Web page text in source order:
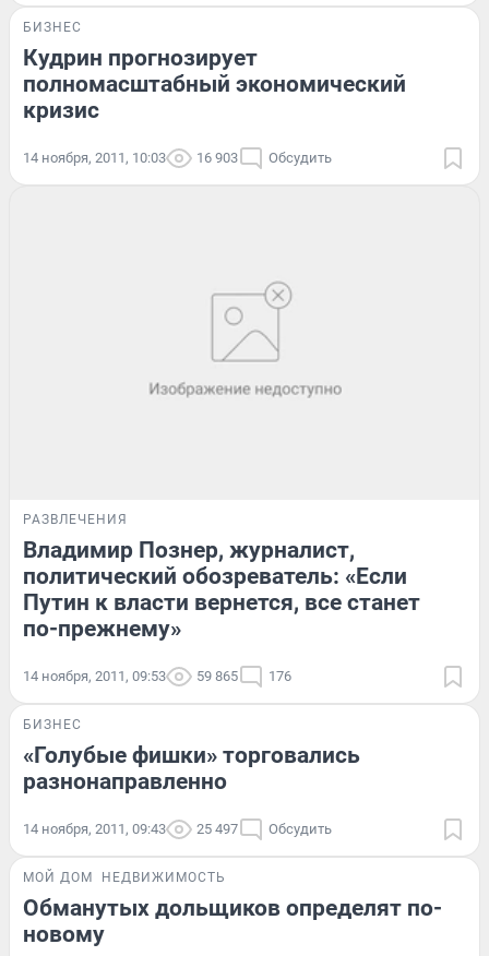
БИЗНЕС
Кудрин прогнозирует
полномасштабный экономический
кризис
14 ноября, 2011, 10:03 16 903 Обсудить
РАЗВЛЕЧЕНИЯ
Владимир Познер, журналист,
политический обозреватель: «Если
Путин к власти вернется, все станет
по-прежнему»
14 ноября, 2011, 09:53 59 865 176
БИЗНЕС
«Голубые фишки» торговались
разнонаправленно
14 ноября, 2011, 09:43 25 497 Обсудить
МОЙ ДОМ НЕДВИЖИМОСТЬ
Обманутых дольщиков определят по-
новому